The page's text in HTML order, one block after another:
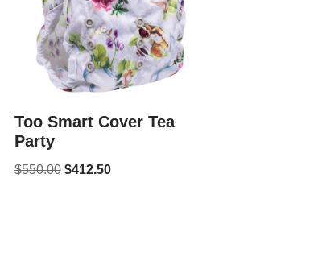
Too Smart Cover Tea
Party
$550.00 $412.50